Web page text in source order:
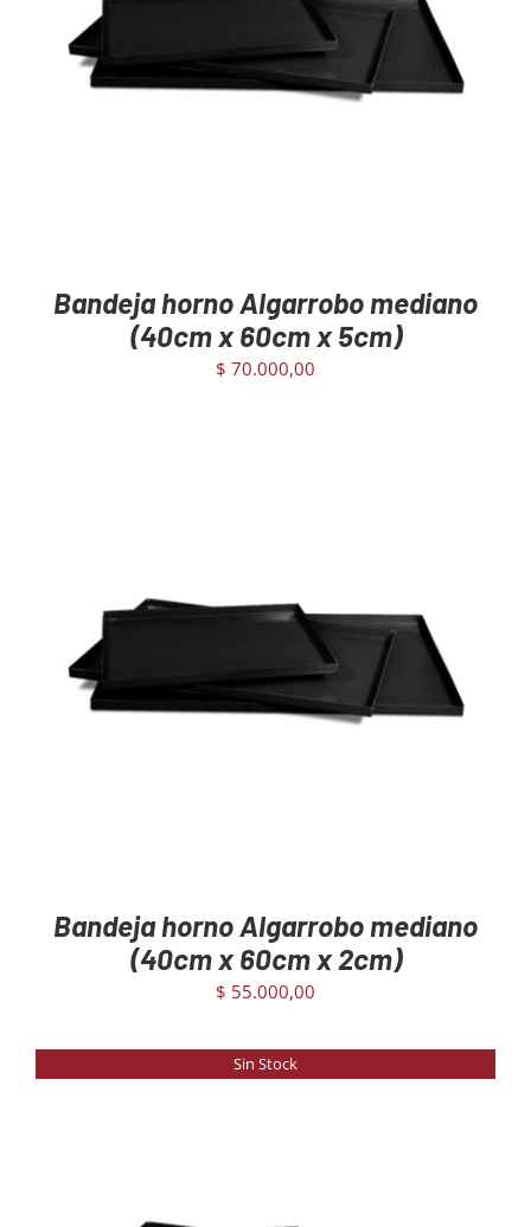
Bandeja horno Algarrobo mediano
(40cm x 60cm x 5cm)
$ 70.000,00
/ DETAILS
Bandeja horno Algarrobo mediano
(40cm x 60cm x 2cm)
$ 55.000,00
Sin Stock